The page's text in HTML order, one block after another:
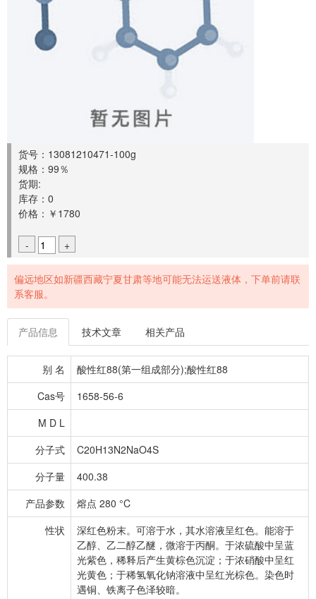
货号：13081210471-100g
规格：99％
货期:
库存：0
价格：￥1780
- +
偏远地区如新疆西藏宁夏甘肃等地可能无法运送液体，下单前请联
系客服。
产品信息 技术文章 相关产品
别 名
酸性红88(第一组成部分);酸性红88
Cas号
1658-56-6
M D L
分子式
C20H13N2NaO4S
分子量
400.38
产品参数
熔点 280 °C
性状
深红色粉末。可溶于水，其水溶液呈红色。能溶于
乙醇、乙二醇乙醚，微溶于丙酮。于浓硫酸中呈蓝
光紫色，稀释后产生黄棕色沉淀；于浓硝酸中呈红
光黄色；于稀氢氧化钠溶液中呈红光棕色。染色时
遇铜、铁离子色泽较暗。